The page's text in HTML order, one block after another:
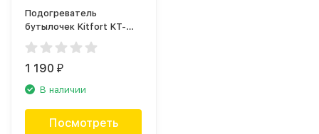
Подогреватель
бутылочек Kitfort KT-
2310
1 190₽
В наличии
Посмотреть